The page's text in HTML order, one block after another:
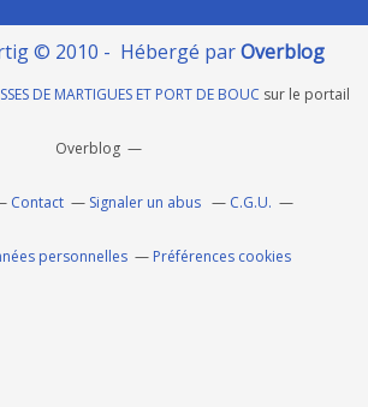
© 2010 - Hébergé parOverblog
DE MARTIGUES ET PORT DE BOUC sur le portail
Overblog
Contact Signaler un abus C.G.U.
personnelles Préférences cookies